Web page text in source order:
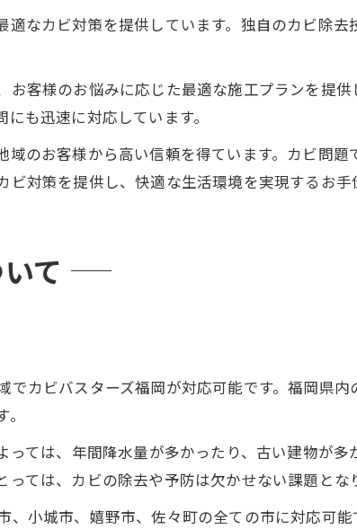
なカビ対策を提供しています。独自のカビ除
客様のお悩みに応じた最適な施工プランを提
も迅速に対応しています。
のお客様から高い信頼を得ています。カビ問
対策を提供し、快適な生活環境を実現するお手
て
カビバスターズ福岡が対応可能です。福岡県
ては、年間降水量が多かったり、古い建物が
ては、カビの除去や予防は欠かせない課題とな
小城市、嬉野市、佐々町の全ての市に対応可